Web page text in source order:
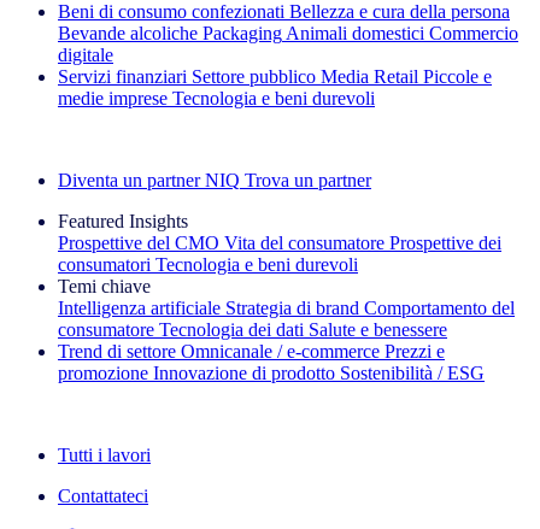
Beni di consumo confezionati Bellezza e cura della persona
Bevande alcoliche Packaging Animali domestici Commercio
digitale
Servizi finanziari Settore pubblico Media Retail Piccole e
medie imprese Tecnologia e beni durevoli
Diventa un partner NIQ Trova un partner
Featured Insights
Prospettive del CMO Vita del consumatore Prospettive dei
consumatori Tecnologia e beni durevoli
Temi chiave
Intelligenza artificiale Strategia di brand Comportamento del
consumatore Tecnologia dei dati Salute e benessere
Trend di settore Omnicanale / e‑commerce Prezzi e
promozione Innovazione di prodotto Sostenibilità / ESG
Tutti i lavori
Contattateci